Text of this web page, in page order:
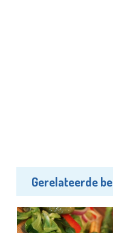
Gerelateerde